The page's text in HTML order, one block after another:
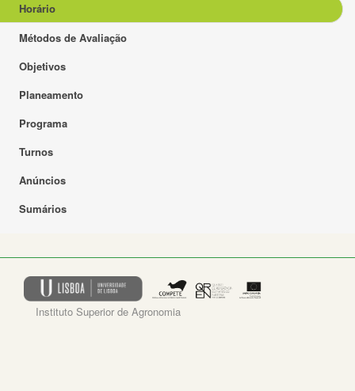
Horário
Métodos de Avaliação
Objetivos
Planeamento
Programa
Turnos
Anúncios
Sumários
Instituto Superior de Agronomia